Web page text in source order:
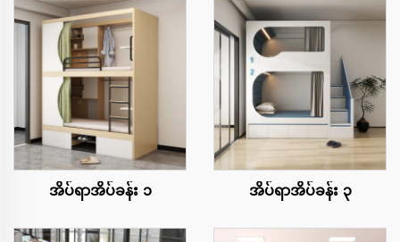
အိပ်ရာအိပ်ခန်း ၁ အိပ်ရာအိပ်ခန်း ၃